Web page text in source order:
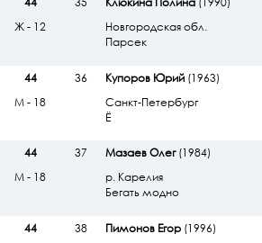
Новгородская обл.
Парсек
Ж - 12
44
36 Купоров Юрий(1963)
Санкт-Петербург
Ё
М - 18
44
37 Мазаев Олег(1984)
р. Карелия
Бегать модно
М - 18
44
38 Пимонов Егор(1996)